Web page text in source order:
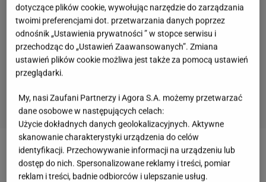
Zobacz wideoKaczorowska odkryła nieznane
mięśnie u Gurłacza. Zapoznali ze sobą swoje dzieci?
dotyczące plików cookie, wywołując narzędzie do zarządzania
twoimi preferencjami dot. przetwarzania danych poprzez
odnośnik „Ustawienia prywatności ” w stopce serwisu i
przechodząc do „Ustawień Zaawansowanych”. Zmiana
ustawień plików cookie możliwa jest także za pomocą ustawień
przeglądarki.
My, nasi Zaufani Partnerzy i Agora S.A. możemy przetwarzać
dane osobowe w następujących celach:
Użycie dokładnych danych geolokalizacyjnych. Aktywne
skanowanie charakterystyki urządzenia do celów
identyfikacji. Przechowywanie informacji na urządzeniu lub
dostęp do nich. Spersonalizowane reklamy i treści, pomiar
reklam i treści, badnie odbiorców i ulepszanie usług.